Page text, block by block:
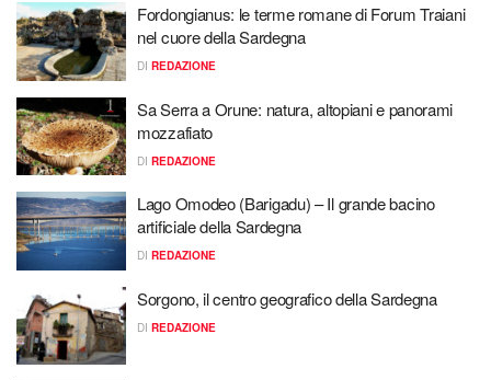
Fordongianus: le terme romane di Forum Traiani
nel cuore della Sardegna
DI REDAZIONE
Sa Serra a Orune: natura, altopiani e panorami
mozzafiato
DI REDAZIONE
Lago Omodeo (Barigadu) – Il grande bacino
artificiale della Sardegna
DI REDAZIONE
Sorgono, il centro geografico della Sardegna
DI REDAZIONE